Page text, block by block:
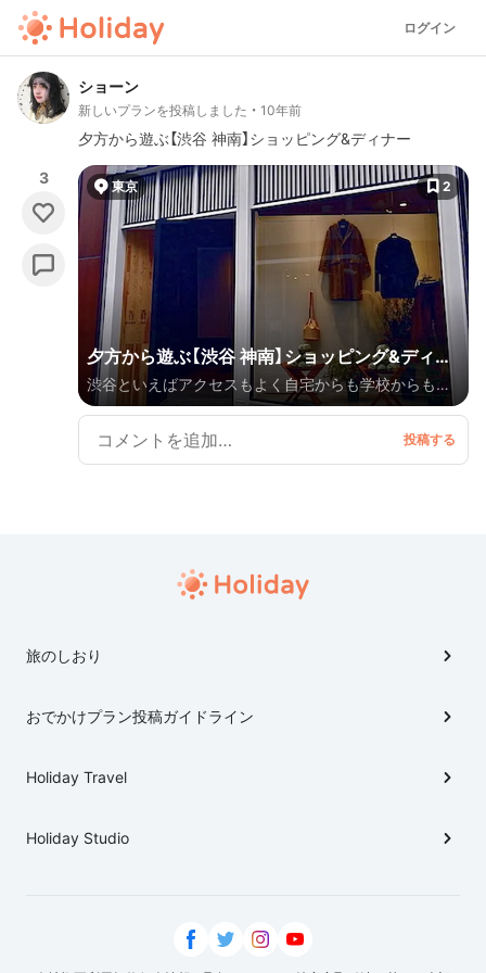
ログイン
ショーン
新しいプランを投稿しました 10年前
夕方から遊ぶ【渋谷 神南】ショッピング&ディナー
3 東京 2
夕方から遊ぶ【渋谷 神南】ショッピング&ディナ
ー
渋谷といえばアクセスもよく自宅からも学校からも行
きやすいスポットなのではと思います💖学校終わり、バ
イト終わり、仕事終わりは神南へ！！アフター5でデート
に友達との遊びにぜひどうぞ！
旅のしおり
おでかけプラン投稿ガイドライン
Holiday Travel
Holiday Studio